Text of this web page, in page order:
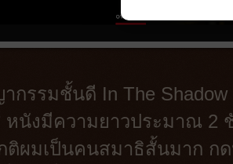
กรรมชั้นดี In The
หนังมีความยาวประมาณ 2
ติผมเป็นคนสมาธิสั้นมาก ก